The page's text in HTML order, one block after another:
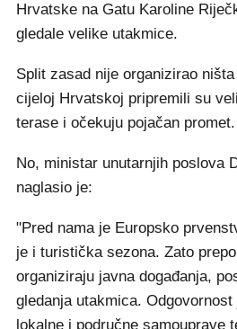
Hrvatske na Gatu Karoline
gledale velike utakmice.
Split zasad nije organizirao
cijeloj Hrvatskoj pripremili su
terase i očekuju pojačan promet.
No, ministar unutarnjih poslova
naglasio je:
"Pred nama je Europsko
je i turistička sezona. Zato
organiziraju javna događanja,
gledanja utakmica.
lokalne i područne samouprave